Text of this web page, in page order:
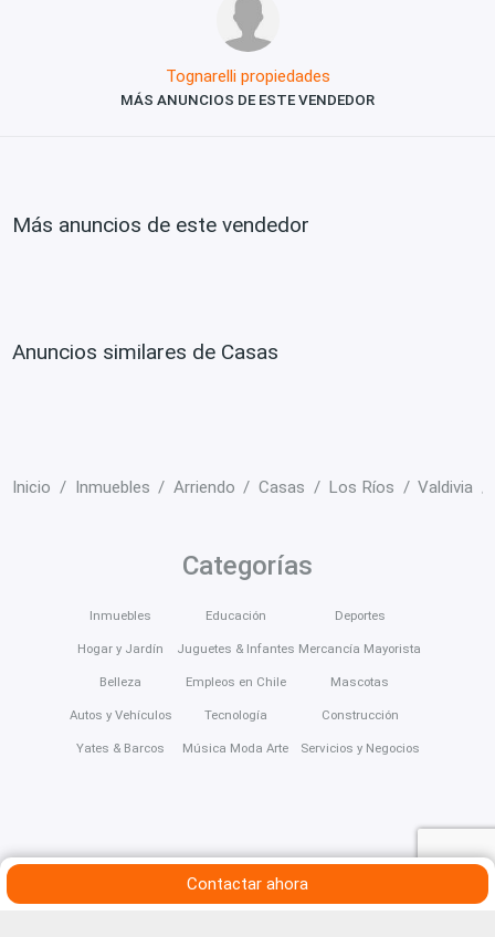
Tognarelli propiedades
MÁS ANUNCIOS DE ESTE VENDEDOR
Más anuncios de este vendedor
Anuncios similares de Casas
Inicio Inmuebles Arriendo Casas Los Ríos Valdivia
Contactar ahora
Categorías
Inmuebles
Hogar y Jardín
Belleza
Autos y Vehículos
Yates & Barcos
Educación
Juguetes & Infantes
Empleos en Chile
Tecnología
Música Moda Arte
Deportes
Mercancía Mayorista
Mascotas
Construcción
Servicios y Negocios